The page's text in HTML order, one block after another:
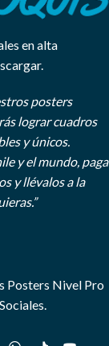
en alta
posters
lograr cuadros
y únicos.
y el mundo, paga
y llévalos a la
Posters Nivel Pro